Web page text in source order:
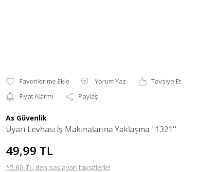
Yorum Yaz
Tavsiye Et
Fiyat Alarmı
Paylaş
As Güvenlik
Uyarı Levhası İş Makinalarına Yaklaşma ''1321''
49,99 TL
*5,60 TL den başlayan taksitlerle!